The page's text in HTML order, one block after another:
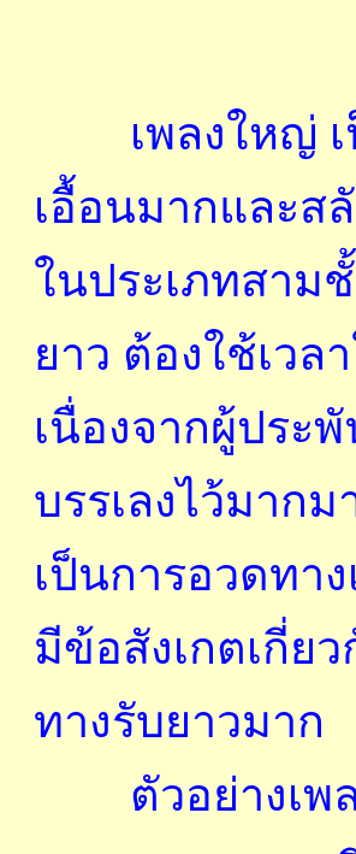
เพลงใหญ่ เป็
เอื้อนมากและส
ในประเภทสาม
ยาว ต้องใช้เวล
เนื่องจากผู้ประ
บรรเลงไว้มาก
เป็นการอวดทา
มีข้อสังเกตเกี่ย
ทางรับยาวมาก
ตัวอย่างเพล